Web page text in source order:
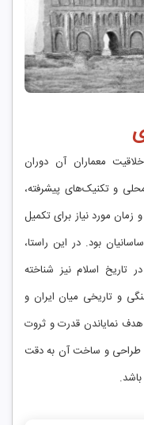
معماران آن دوران
و تکنیک‌های پیشرفته،
مورد نیاز برای تکمیل
بود. در این راستا،
اسلام نیز شناخته
و تاریخی میان ایران و
نمایاندن قدرت و ثروت
طراحی و ساخت آن به دقت